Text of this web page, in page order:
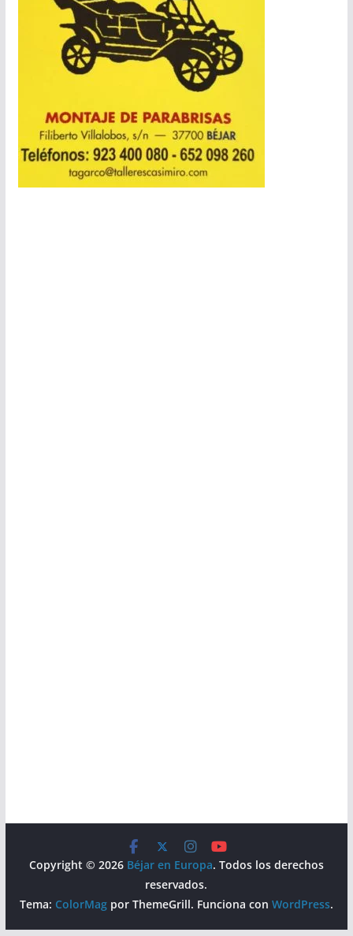
Copyright © 2026 Béjar en Europa. Todos los derechos
reservados.
Tema: ColorMagpor ThemeGrill. Funciona con WordPress.